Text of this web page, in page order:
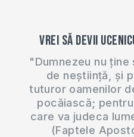
Vrei să devii
"Dumnezeu nu
de neștiință, și
tuturor oamenilor
pocăiască;
care va judeca
(Faptele